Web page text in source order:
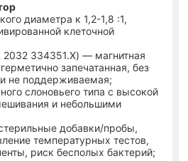
диаметра к 1,2-1,8 :1,
клеточной
2032 334351.X) — магнитная
запечатанная, без
не поддерживаемая;
слоновьего типа с высокой
и небольшими
добавки/пробы,
температурных тестов,
риск бесполых бактерий;